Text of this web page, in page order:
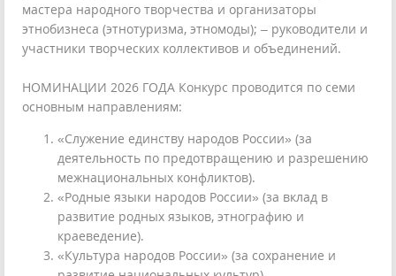
мастера народного творчества и организаторы
этнобизнеса (этнотуризма, этномоды); – руководители и
участники творческих коллективов и объединений.
НОМИНАЦИИ 2026 ГОДА Конкурс проводится по семи
основным направлениям:
«Служение единству народов России» (за
деятельность по предотвращению и разрешению
межнациональных конфликтов).
«Родные языки народов России» (за вклад в
развитие родных языков, этнографию и
краеведение).
«Культура народов России» (за сохранение и